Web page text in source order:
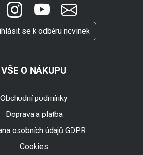
se k odběru novinek
VŠE O NÁKUPU
Obchodní podmínky
Doprava a platba
osobních údajů GDPR
Cookies
Asistent